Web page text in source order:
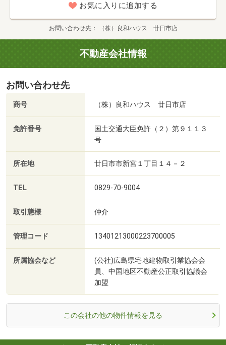
お気に入りに追加する
お問い合わせ先 （株）良和ハウス 廿日市店
不動産会社情報
お問い合わせ先
商号 （株）良和ハウス 廿日市店
免許番号
国土交通大臣免許（２）第９１１３
号
所在地 廿日市市新宮１丁目１４－２
TEL 0829-70-9004
取引態様 仲介
管理コード 13401213000223700005
所属協会など
(公社)広島県宅地建物取引業協会会
員、中国地区不動産公正取引協議会
加盟
この会社の他の物件情報を見る